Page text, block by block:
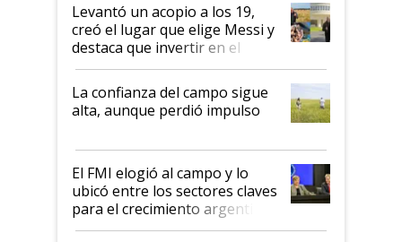
Levantó un acopio a los 19,
creó el lugar que elige Messi y
destaca que invertir en el
kirchnerismo era como "darle
plata a un hijo para droga":
Juan Félix Rossetti, el libertario
que de una dura crisis salió
de Milei
La confianza del campo sigue
alta, aunque perdió impulso
El FMI elogió al campo y lo
ubicó entre los sectores claves
para el crecimiento argentino